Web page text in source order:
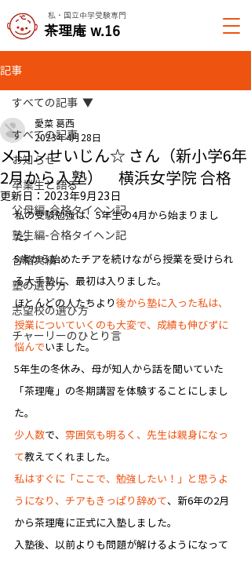
私・国立中学受験専門
​茶理庵 w.16
記事
すべての記事
お知らせ
卒業生と語る
父母編-合格タイヘン記
塾生編-合格タイヘン記
合格実績
塾の選び方
志望校の選び方
チャーリーのひとり言
すべての記事
メロンせいじん☆ さん（新小学6年
2月から入塾） 横浜女学院 合格
愛菜 葛西
2023年4月28日
更新日： 2023年9月23日
私の受験勉強は、5年生の4月から始まりまし
た。
5歳から始めたチアを続けながら授業を受けられ
る大手塾に、最初は入りました。
ほとんどの人たちより 後から塾に入った私は、
授業についていくのも大変で、成績も伸びずに
悩んでいました。
5年生の冬休み、母が知人から話を聞いていた
「茶理庵」の冬期講習を体験することにしまし
た。
少人数で、 雰囲気も明るく、先生は親身になっ
て教えてくれました。
私はすぐに「ここで、勉強したい！」と思うよ
うになり、チアもきっぱり辞めて、新6年の2月
から茶理庵に正式に入塾しました。
入塾後、以前よりも問題が解けるようになって